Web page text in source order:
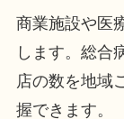
商業施設や医
します。総合
店の数を地域
握できます。